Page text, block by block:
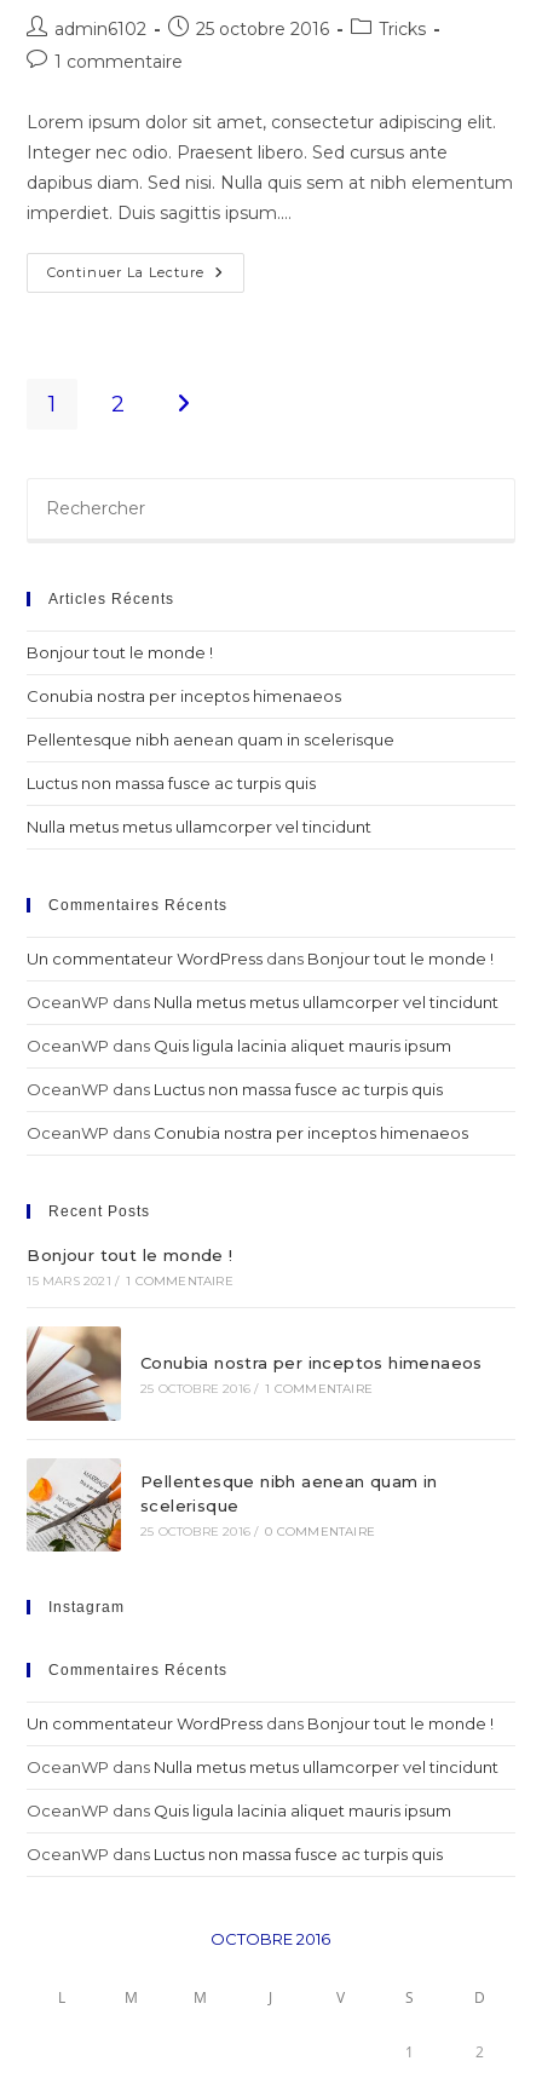
admin6102 25 octobre 2016
Tricks
1 commentaire
Lorem ipsum dolor sit amet, consectetur adipiscing elit.
Integer nec odio. Praesent libero. Sed cursus ante
dapibus diam. Sed nisi. Nulla quis sem at nibh elementum
imperdiet. Duis sagittis ipsum.…
Continuer La Lecture
1 2
Articles Récents
Bonjour tout le monde !
Conubia nostra per inceptos himenaeos
Pellentesque nibh aenean quam in scelerisque
Luctus non massa fusce ac turpis quis
Nulla metus metus ullamcorper vel tincidunt
Commentaires Récents
Un commentateur WordPress dans Bonjour tout le monde !
OceanWP dans Nulla metus metus ullamcorper vel tincidunt
OceanWP dans Quis ligula lacinia aliquet mauris ipsum
OceanWP dans Luctus non massa fusce ac turpis quis
OceanWP dans Conubia nostra per inceptos himenaeos
Recent Posts
Bonjour tout le monde !
15 MARS 2021 / 1 COMMENTAIRE
Conubia nostra per inceptos himenaeos
25 OCTOBRE 2016 / 1 COMMENTAIRE
Pellentesque nibh aenean quam in
scelerisque
25 OCTOBRE 2016 / 0 COMMENTAIRE
Instagram
Commentaires Récents
Un commentateur WordPress dans Bonjour tout le monde !
OceanWP dans Nulla metus metus ullamcorper vel tincidunt
OceanWP dans Quis ligula lacinia aliquet mauris ipsum
OceanWP dans Luctus non massa fusce ac turpis quis
OCTOBRE 2016
L M M J V S D
1 2